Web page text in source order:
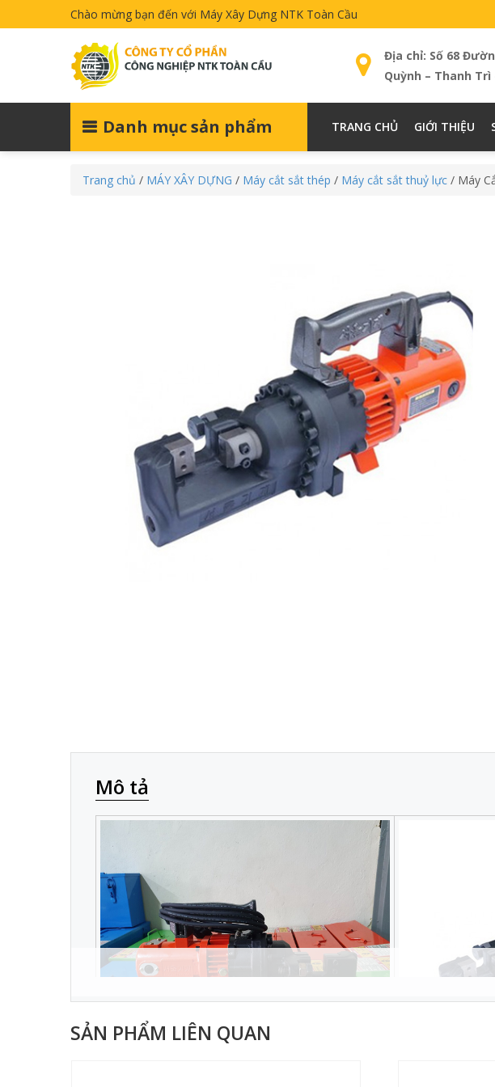
Chào mừng bạn đến với Máy Xây Dựng NTK Toàn Cầu
Địa chỉ: Số 68
Quỳnh – Thanh Trì
Danh mục sản phẩm TRANG CHỦ GIỚI THIỆU
Trang chủ / MÁY XÂY DỰNG / Máy cắt sắt thép / Máy cắt sắt thuỷ lực / Máy
Mô tả
SẢN PHẨM LIÊN QUAN